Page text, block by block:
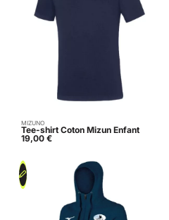
Acheter
MIZUNO
Tee-shirt Coton Mizun Enfant
19,00 €